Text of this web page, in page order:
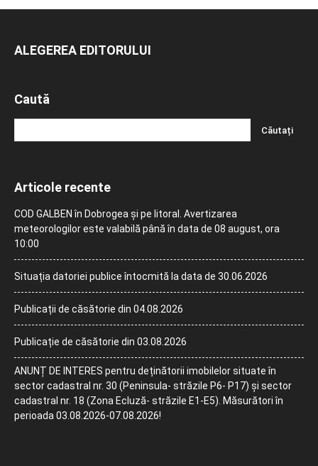
ALEGEREA EDITORULUI
Caută
Articole recente
COD GALBEN în Dobrogea și pe litoral. Avertizarea
meteorologilor este valabilă până în data de 08 august, ora
10:00
Situația datoriei publice întocmită la data de 30.06.2026
Publicații de căsătorie din 04.08.2026
Publicație de căsătorie din 03.08.2026
ANUNȚ DE INTERES pentru deținătorii imobilelor situate în
sector cadastral nr. 30 (Peninsula- străzile P6- P17) și sector
cadastral nr. 18 (Zona Ecluză- străzile E1-E5). Măsurători în
perioada 03.08.2026-07.08.2026!